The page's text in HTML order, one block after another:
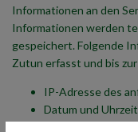
Informationen an den
Informationen werden
gespeichert. Folgende
Zutun erfasst und bis
IP-Adresse des
Datum und